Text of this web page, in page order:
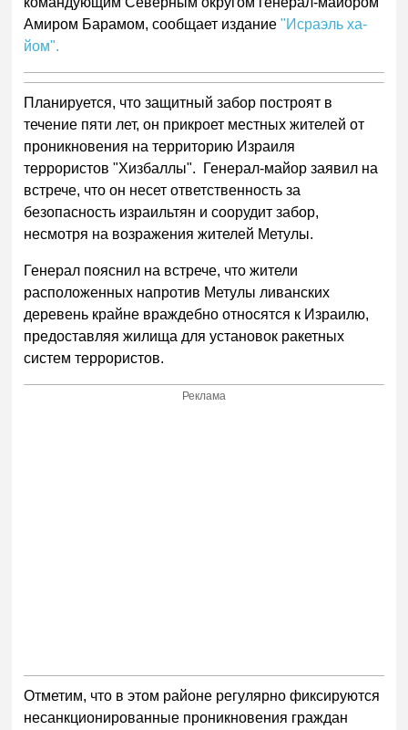
Амиром Барамом, сообщает издание"Исраэль ха-
йом".
Планируется, что защитный забор построят в
течение пяти лет, он прикроет местных жителей от
проникновения на территорию Израиля
террористов "Хизбаллы". Генерал-майор заявил на
встрече, что он несет ответственность за
безопасность израильтян и соорудит забор,
несмотря на возражения жителей Метулы.
Генерал пояснил на встрече, что жители
расположенных напротив Метулы ливанских
деревень крайне враждебно относятся к Израилю,
предоставляя жилища для установок ракетных
систем террористов.
Реклама
Отметим, что в этом районе регулярно фиксируются
несанкционированные проникновения граждан